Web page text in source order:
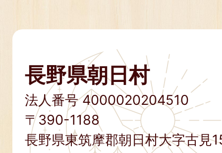
長野県朝日村
法人番号 4000020204510
〒390-1188
長野県東筑摩郡朝日村大字古見